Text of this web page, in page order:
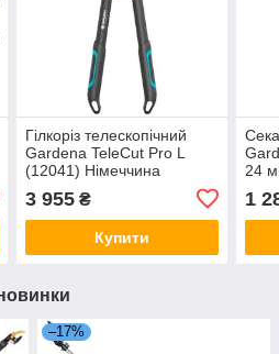
Гілкоріз телескопічний
Gardena TeleCut Pro L
(12041) Німеччина
3 955₴
Купити
24
1
–17%